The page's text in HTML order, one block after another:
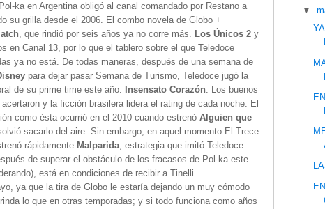
ka en Argentina obligó al canal comandado por Restano a
su grilla desde el 2006. El combo novela de Globo +
, que rindió por seis años ya no corre más. Los Únicos 2 y
en Canal 13, por lo que el tablero sobre el que Teledoce
ya no está. De todas maneras, después de una semana de
para dejar pasar Semana de Turismo, Teledoce jugó la
de su prime time este año:
Insensato Corazón. Los buenos
y la ficción brasilera lidera el rating de cada noche. El
como ésta ocurrió en el 2010 cuando estrenó Alguien que
sacarlo del aire. Sin embargo, en aquel momento El Trece
rápidamente Malparida, estrategia que imitó Teledoce
de superar el obstáculo de los fracasos de Pol-ka este
está en condiciones de recibir a Tinelli
ya que la tira de Globo le estaría dejando un muy cómodo
rinda lo que en otras temporadas; y si todo funciona como años
▼